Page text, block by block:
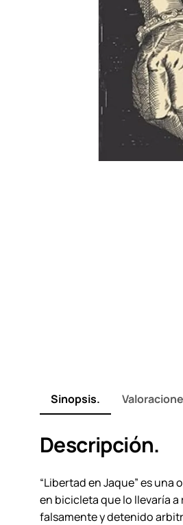
Sinopsis.
Descripción.
“Libertad en Jaque” es
en bicicleta que lo llevaría
falsamente y detenido